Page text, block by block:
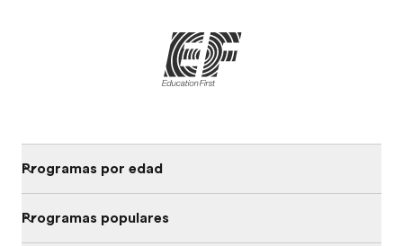
Programas por edad
Programas populares